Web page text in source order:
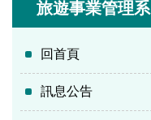
旅遊事業管理系
回首頁
訊息公告